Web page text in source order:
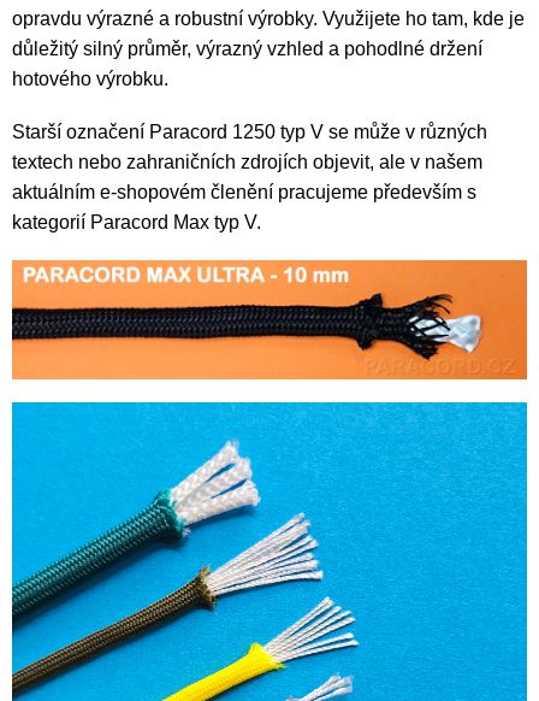
opravdu výrazné a robustní výrobky. Využijete ho tam, kde je
důležitý silný průměr, výrazný vzhled a pohodlné držení
hotového výrobku.
Starší označení Paracord 1250 typ V se může v různých
textech nebo zahraničních zdrojích objevit, ale v našem
aktuálním e-shopovém členění pracujeme především s
kategorií Paracord Max typ V.